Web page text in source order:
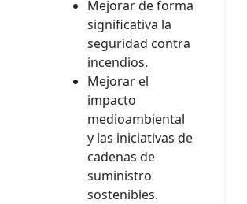
Mejorar de forma
significativa la
seguridad contra
incendios.
Mejorar el
impacto
medioambiental
y las iniciativas de
cadenas de
suministro
sostenibles.